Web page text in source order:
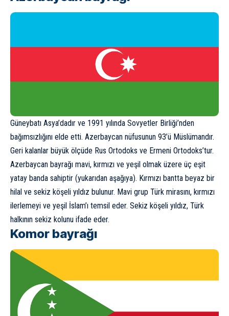
Güneybatı Asya’dadır ve 1991 yılında Sovyetler Birliği’nden
bağımsızlığını elde etti. Azerbaycan nüfusunun 93’ü Müslümandır.
Geri kalanlar büyük ölçüde Rus Ortodoks ve Ermeni Ortodoks’tur.
Azerbaycan bayrağı mavi, kırmızı ve yeşil olmak üzere üç eşit
yatay banda sahiptir (yukarıdan aşağıya). Kırmızı bantta beyaz bir
hilal ve sekiz köşeli yıldız bulunur. Mavi grup Türk mirasını, kırmızı
ilerlemeyi ve yeşil İslam’ı temsil eder. Sekiz köşeli yıldız, Türk
halkının sekiz kolunu ifade eder.
Komor bayrağı